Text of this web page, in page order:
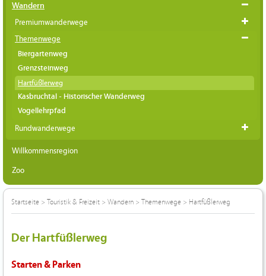
Wandern
Premiumwanderwege
Themenwege
Biergartenweg
Grenzsteinweg
Hartfüßlerweg
Kasbruchtal - Historischer Wanderweg
Vogellehrpfad
Rundwanderwege
Willkommensregion
Zoo
Startseite > Touristik & Freizeit > Wandern > Themenwege > Hartfüßlerweg
Der Hartfüßlerweg
Starten & Parken